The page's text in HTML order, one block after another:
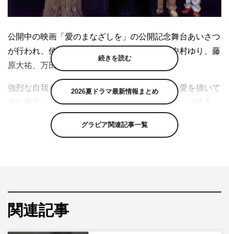
公開中の映画「愛のまなざしを」の公開記念舞台あいさつ
が行われ、仲村トオル、杉野希妃、斎藤工、中村ゆり、藤
原大祐、万田邦敏監督が登壇した。
強烈な自我を持つ女性を軸に、狂気ともいえる愛を描いて
きた鬼才・万田邦敏監督が「UNloved」「接吻」に続き、
共同脚本・万田珠実と3度目のタッグを組んだ本作。
「愛」の本質を見つめ、人間の性とエゴをあぶりだした愛
んな人かな、本当は？』『案外こんなところがある。』
続きを読む
2026夏ドラマ最新情報まとめ
グラビア関連記事一覧
関連記事